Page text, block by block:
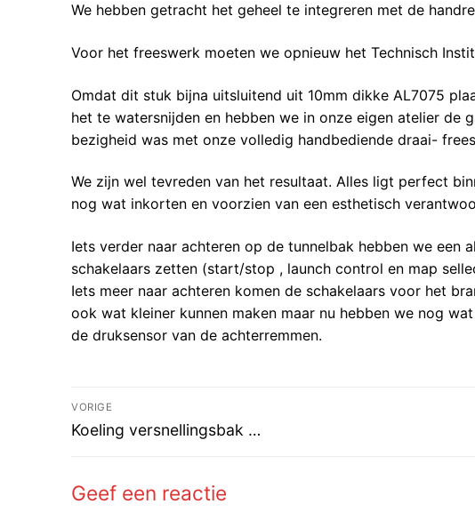
We hebben getracht het geheel te integreren met de
Voor het freeswerk moeten we opnieuw het Technisch
Omdat dit stuk bijna uitsluitend uit 10mm dikke AL7075
het te watersnijden en hebben we in onze eigen atelier de
bezigheid was met onze volledig handbediende draai-
We zijn wel tevreden van het resultaat. Alles ligt perfect
nog wat inkorten en voorzien van een esthetisch
Iets verder naar achteren op de tunnelbak hebben we
schakelaars zetten (start/stop , launch control en map
Iets meer naar achteren komen de schakelaars voor het
ook wat kleiner kunnen maken maar nu hebben we nog
de druksensor van de achterremmen.
Bericht
navigatie
VORIGE
Vorig
Koeling versnellingsbak …
Geef een reactie